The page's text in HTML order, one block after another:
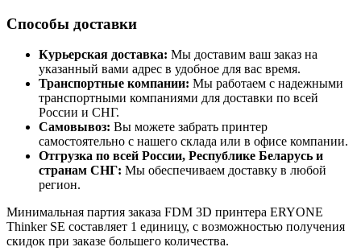
Способы доставки
Курьерская доставка: Мы доставим ваш заказ на
указанный вами адрес в удобное для вас время.
Транспортные компании: Мы работаем с надежными
транспортными компаниями для доставки по всей
России и СНГ.
Самовывоз: Вы можете забрать принтер
самостоятельно с нашего склада или в офисе компании.
Отгрузка по всей России, Республике Беларусь и
странам СНГ: Мы обеспечиваем доставку в любой
регион.
Минимальная партия заказа FDM 3D принтера ERYONE
Thinker SE составляет 1 единицу, с возможностью получения
скидок при заказе большего количества.